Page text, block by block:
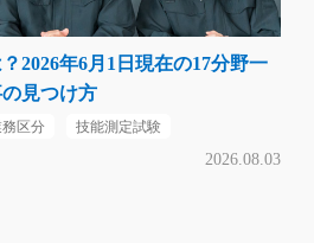
2026年6月1日現在の17分野一
見つけ方
区分
技能測定試験
2026.08.03